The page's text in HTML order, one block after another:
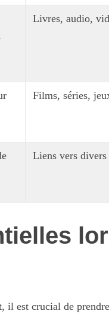
Livres, audio,
Films, séries,
Liens vers divers
il est crucial de
temps au